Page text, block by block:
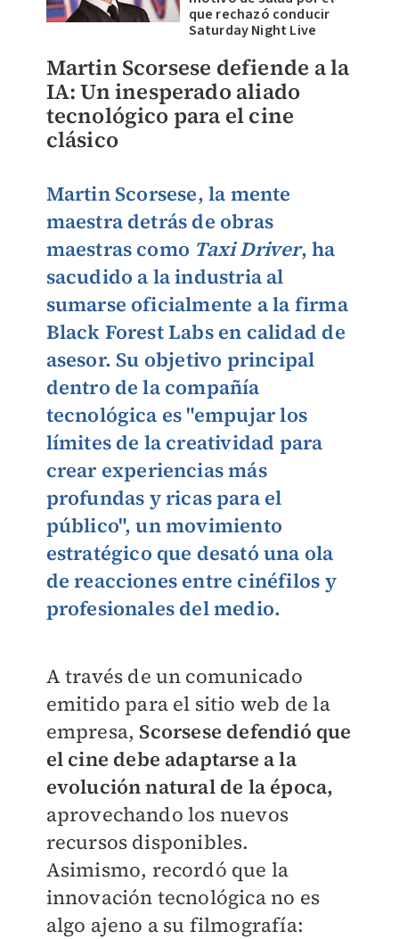
que rechazó conducir
Saturday Night Live
Martin Scorsese defiende a la
IA: Un inesperado aliado
tecnológico para el cine
clásico
Martin Scorsese, la mente
maestra detrás de obras
maestras como Taxi Driver, ha
sacudido a la industria al
sumarse oficialmente a la firma
Black Forest Labs en calidad de
asesor. Su objetivo principal
dentro de la compañía
tecnológica es "empujar los
límites de la creatividad para
crear experiencias más
profundas y ricas para el
público", un movimiento
estratégico que desató una ola
de reacciones entre cinéfilos y
profesionales del medio.
A través de un comunicado
emitido para el sitio web de la
empresa, Scorsese defendió que
el cine debe adaptarse a la
evolución natural de la época,
aprovechando los nuevos
recursos disponibles.
Asimismo, recordó que la
innovación tecnológica no es
algo ajeno a su filmografía: